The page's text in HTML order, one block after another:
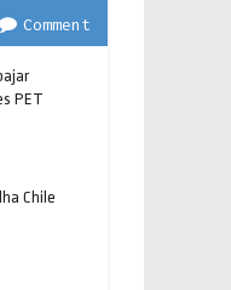
Comment
PET
Chile